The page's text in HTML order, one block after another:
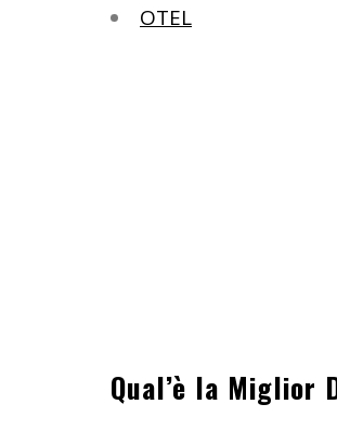
OTEL
Qual’è la Miglior